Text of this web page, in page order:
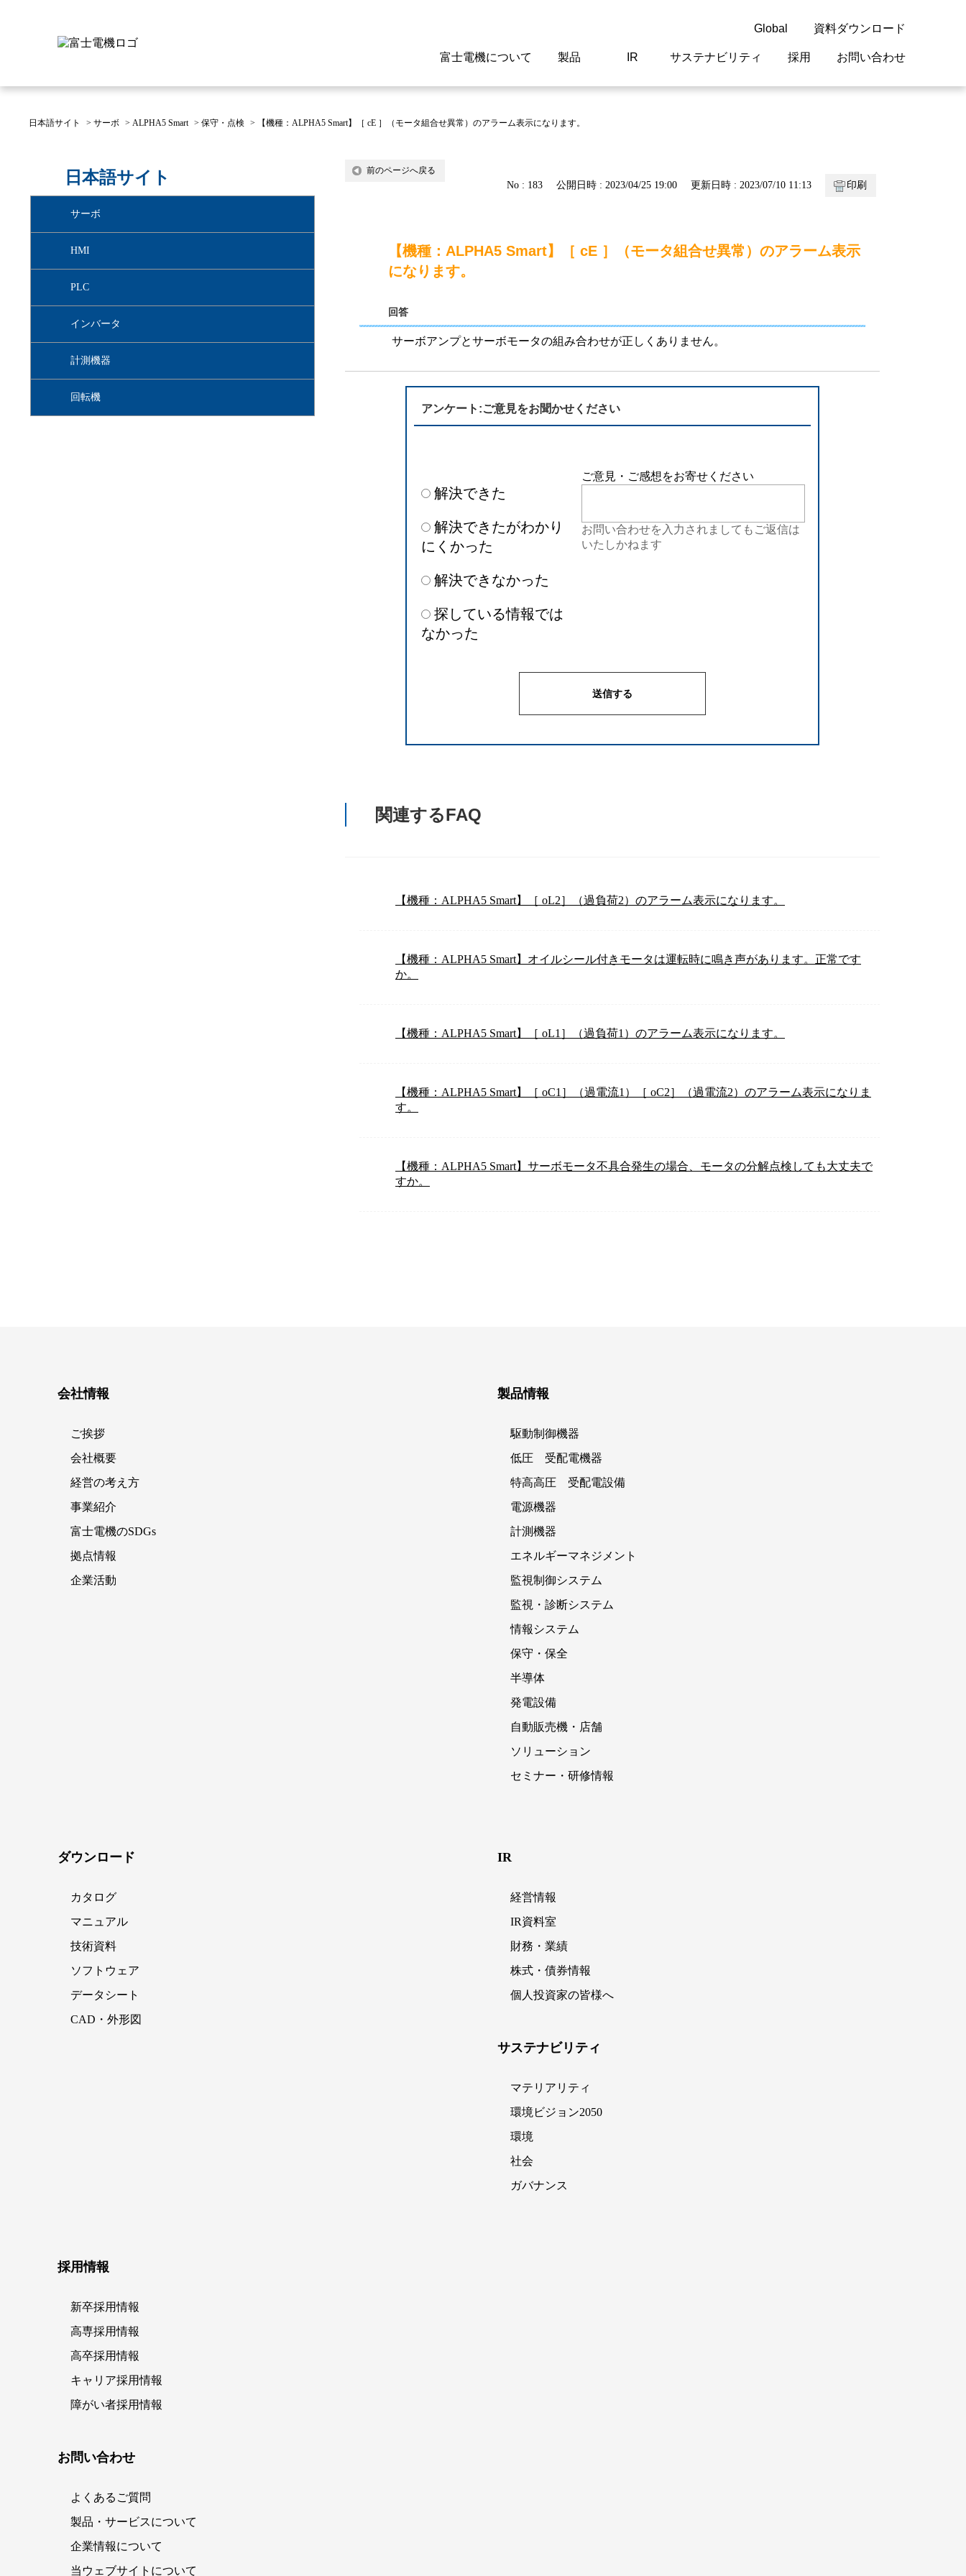
Global
閉じる
資料ダウンロード
富士電機について
富士電機についてのトップ
へ
ご挨拶
企業活動
製品
駆動制御機器
監視制御システム
半導体 発電設備
自動販売機・店舗 ソリューション
セミナー・研修情報
IR
株主・投資家情報のトップ
へ
経営情報
サステナビリティ
サステナビリティのトップ
へ
マテリアリティ
採用
新卒採用情報
お問い合わせ
よくあるご質問
日本語サイト > サーボ > ALPHA5 Smart > 保守・点検 > 【機種：ALPHA5 Smart】［ cE ］（モータ組合せ異常）のアラーム表示になります。
日本語サイト
サーボ
HMI
PLC
インバータ
計測機器
回転機
前のページへ戻る
No : 183 公開日時 : 2023/04/25 19:00 更新日時 : 2023/07/10 11:13 印刷
【機種：ALPHA5 Smart】［ cE ］（モータ組合せ異常）のアラーム表示
になります。
回答
サーボアンプとサーボモータの組み合わせが正しくありません。
アンケート:ご意見をお聞かせください
解決できた
解決できたがわかり
にくかった
解決できなかった
探している情報では
なかった
ご意見・ご感想をお寄せください
お問い合わせを入力されましてもご返信は
いたしかねます
関連するFAQ
【機種：ALPHA5 Smart】［ oL2］（過負荷2）のアラーム表示になります。
【機種：ALPHA5 Smart】オイルシール付きモータは運転時に鳴き声があります。正常です
か。
【機種：ALPHA5 Smart】［ oL1］（過負荷1）のアラーム表示になります。
【機種：ALPHA5 Smart】［ oC1］（過電流1）［ oC2］（過電流2）のアラーム表示になりま
す。
【機種：ALPHA5 Smart】サーボモータ不具合発生の場合、モータの分解点検しても大丈夫で
すか。
会社情報
ご挨拶
会社概要
経営の考え方
事業紹介
富士電機のSDGs
拠点情報
企業活動
製品情報
駆動制御機器
低圧 受配電機器
特高高圧 受配電設備
電源機器
計測機器
エネルギーマネジメント
監視制御システム
監視・診断システム
情報システム
保守・保全
半導体
発電設備
自動販売機・店舗
ソリューション
セミナー・研修情報
ダウンロード
カタログ
マニュアル
技術資料
ソフトウェア
データシート
CAD・外形図
IR
経営情報
IR資料室
財務・業績
株式・債券情報
個人投資家の皆様へ
サステナビリティ
マテリアリティ
環境ビジョン2050
環境
社会
ガバナンス
採用情報
新卒採用情報
高専採用情報
高卒採用情報
キャリア採用情報
障がい者採用情報
お問い合わせ
よくあるご質問
製品・サービスについて
企業情報について
当ウェブサイトについて